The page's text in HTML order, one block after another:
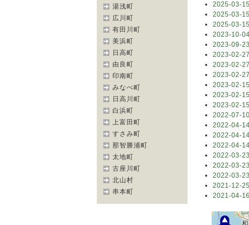
湯浅町
広川町
有田川町
美浜町
日高町
由良町
印南町
みなべ町
日高川町
白浜町
上富田町
すさみ町
那智勝浦町
太地町
古座川町
北山村
串本町
2025-03-
2025-03-
2025-03-
2023-10-
2023-09-
2023-02-
2023-02-
2023-02-
2023-02-
2023-02-
2023-02-
2022-07-
2022-04-
2022-04-
2022-04-
2022-03-
2022-03-
2022-03-
2021-12-
2021-04-